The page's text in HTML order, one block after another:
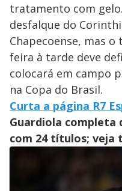
tratamento com
desfalque do
Chapecoense, mas
feira à tarde deve
colocará em campo
na Copa do Brasil.
Curta a página R7
Guardiola completa
com 24 títulos; veja